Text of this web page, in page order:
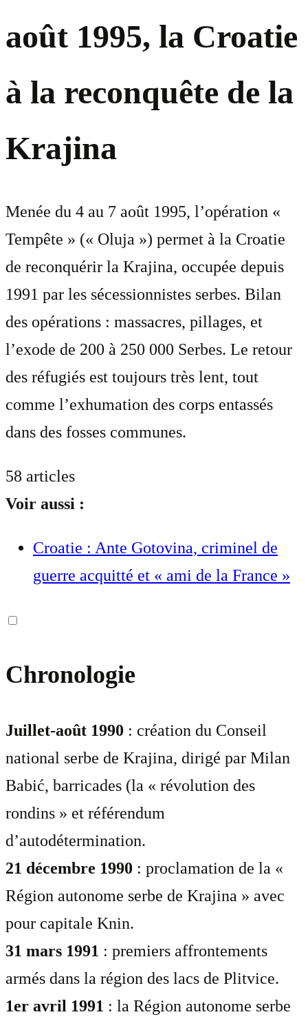
août 1995, la Croatie
à la reconquête de la
Krajina
Menée du 4 au 7 août 1995, l’opération «
Tempête » (« Oluja ») permet à la Croatie
de reconquérir la Krajina, occupée depuis
1991 par les sécessionnistes serbes. Bilan
des opérations : massacres, pillages, et
l’exode de 200 à 250 000 Serbes. Le retour
des réfugiés est toujours très lent, tout
comme l’exhumation des corps entassés
dans des fosses communes.
58 articles
Voir aussi :
Croatie : Ante Gotovina, criminel de
guerre acquitté et « ami de la France »
Chronologie
Juillet-août 1990 : création du Conseil
national serbe de Krajina, dirigé par Milan
Babić, barricades (la « révolution des
rondins » et référendum
d’autodétermination.
21 décembre 1990 : proclamation de la «
Région autonome serbe de Krajina » avec
pour capitale Knin.
31 mars 1991 : premiers affrontements
armés dans la région des lacs de Plitvice.
1er avril 1991 : la Région autonome serbe